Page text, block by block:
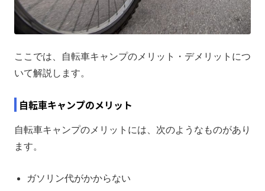
ここでは、自転車キャンプのメリット・デメリットにつ
いて解説します。
自転車キャンプのメリット
自転車キャンプのメリットには、次のようなものがあり
ます。
ガソリン代がかからない